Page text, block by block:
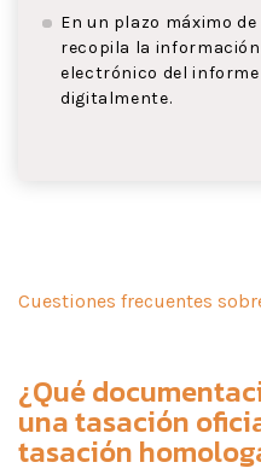
En un plazo máximo
recopila la
electrónico del
digitalmente.
Cuestiones frecuentes
¿Qué
una tasación
tasación